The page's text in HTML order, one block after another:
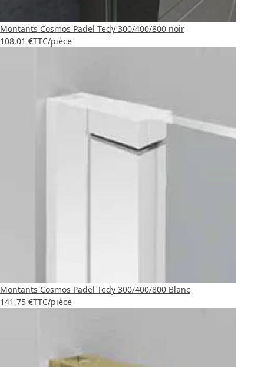
Montants Cosmos Padel Tedy 300/400/800 noir
108,01 €TTC/pièce
Montants Cosmos Padel Tedy 300/400/800 Blanc
141,75 €TTC/pièce